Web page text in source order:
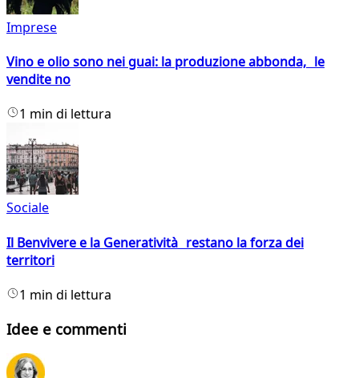
Imprese
Vino e olio sono nei guai: la produzione abbonda, le
vendite no
1 min di lettura
Sociale
Il Benvivere e la Generatività restano la forza dei
territori
1 min di lettura
Idee e commenti